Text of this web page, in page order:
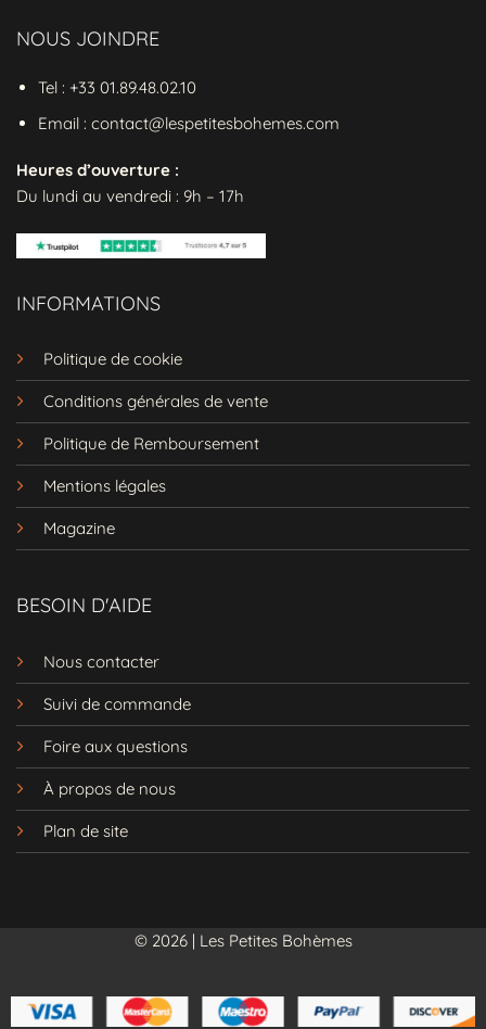
NOUS JOINDRE
Tel : +33 01.89.48.02.10
Email : contact@lespetitesbohemes.com
Heures d’ouverture :
Du lundi au vendredi : 9h – 17h
INFORMATIONS
Politique de cookie
Conditions générales de vente
Politique de Remboursement
Mentions légales
Magazine
BESOIN D'AIDE
Nous contacter
Suivi de commande
Foire aux questions
À propos de nous
Plan de site
© 2026 | Les Petites Bohèmes